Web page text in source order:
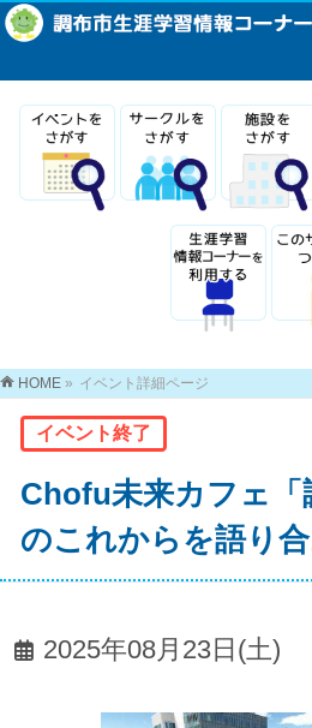
HOME » イベント詳細ページ
イベント終了
Chofu未来カフェ「
のこれからを語り合
2025年08月23日(土)